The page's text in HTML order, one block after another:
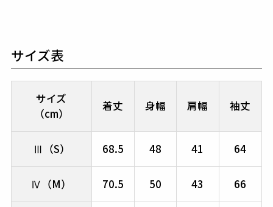
サイズ表
サイズ
（cm）
着丈 身幅 肩幅 袖丈
Ⅲ（S） 68.5 48 41 64
Ⅳ（M） 70.5 50 43 66